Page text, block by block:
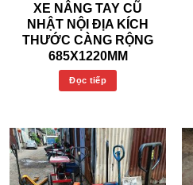
XE NÂNG TAY CŨ
NHẬT NỘI ĐỊA KÍCH
THƯỚC CÀNG RỘNG
685X1220MM
Đọc tiếp